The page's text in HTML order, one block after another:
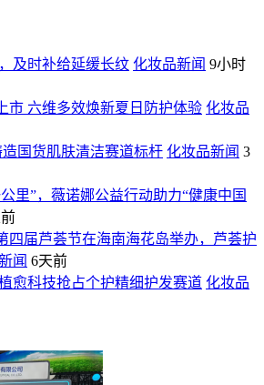
及时补给延缓长纹 化妆品新闻 9小时
市 六维多效焕新夏日防护体验 化妆品
国货肌肤清洁赛道标杆 化妆品新闻 3
里”，薇诺娜公益行动助力“健康中国
四届芦荟节在海南海花岛举办，芦荟护
闻 6天前
愈科技抢占个护精细护发赛道 化妆品